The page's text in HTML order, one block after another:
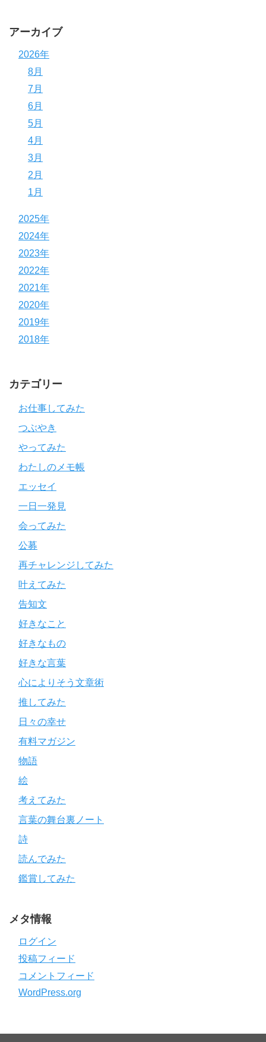
アーカイブ
2026年
8月
7月
6月
5月
4月
3月
2月
1月
2025年
2024年
2023年
2022年
2021年
2020年
2019年
2018年
カテゴリー
お仕事してみた
つぶやき
やってみた
わたしのメモ帳
エッセイ
一日一発見
会ってみた
公募
再チャレンジしてみた
叶えてみた
告知文
好きなこと
好きなもの
好きな言葉
心によりそう文章術
推してみた
日々の幸せ
有料マガジン
物語
絵
考えてみた
言葉の舞台裏ノート
詩
読んでみた
鑑賞してみた
メタ情報
ログイン
投稿フィード
コメントフィード
WordPress.org